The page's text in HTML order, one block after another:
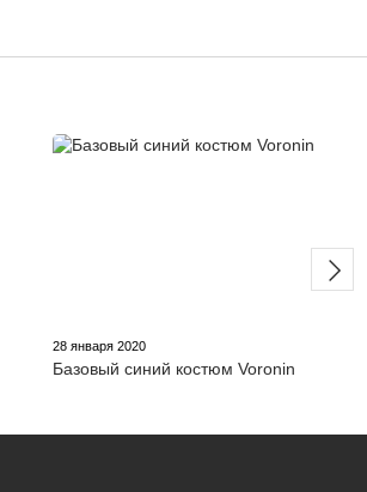
28 января 2020
Базовый синий костюм Voronin